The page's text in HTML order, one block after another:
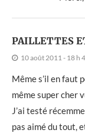
PAILLETTES
10 août 2011 - 18 h
Même s’il en faut
même super cher
J’ai testé
pas aimé du tout,